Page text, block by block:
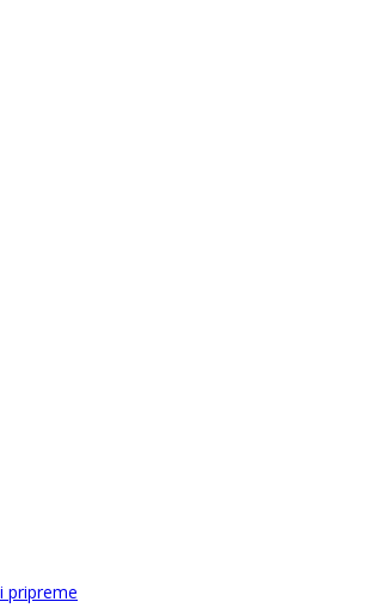
pripreme